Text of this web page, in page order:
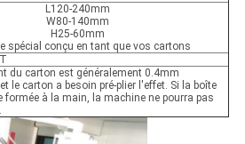
L120-240mm
W80-140mm
H25-60mm
spécial conçu en tant que vos cartons
du carton est généralement 0.4mm
le carton a besoin pré-plier l'effet. Si la boîte
formée à la main, la machine ne pourra pas